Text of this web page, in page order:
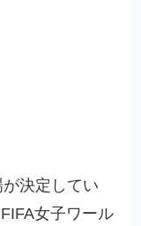
決定してい
女子ワール